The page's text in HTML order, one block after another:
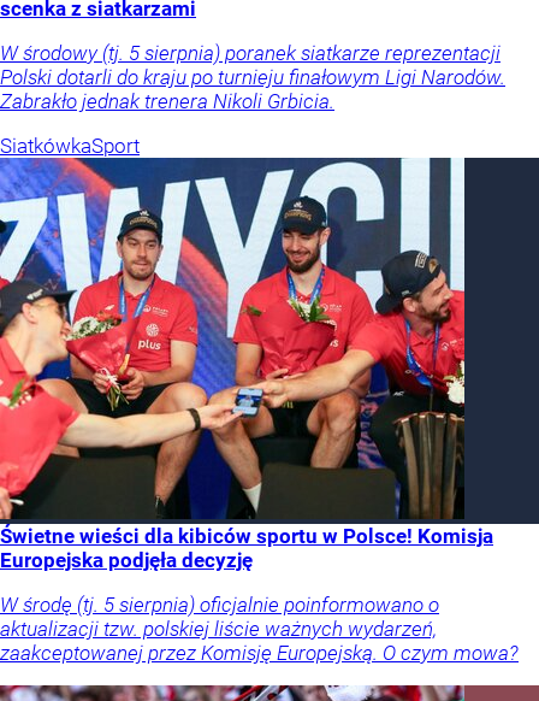
scenka z siatkarzami
W środowy (tj. 5 sierpnia) poranek siatkarze reprezentacji
Polski dotarli do kraju po turnieju finałowym Ligi Narodów.
Zabrakło jednak trenera Nikoli Grbicia.
SiatkówkaSport
Świetne wieści dla kibiców sportu w Polsce! Komisja
Europejska podjęła decyzję
W środę (tj. 5 sierpnia) oficjalnie poinformowano o
aktualizacji tzw. polskiej liście ważnych wydarzeń,
zaakceptowanej przez Komisję Europejską. O czym mowa?